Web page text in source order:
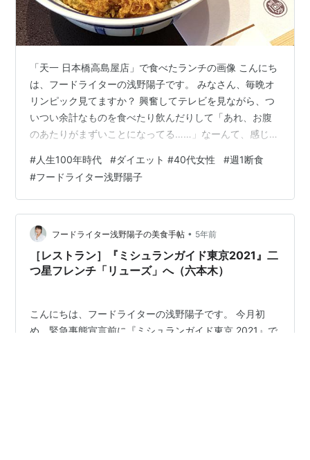
「天一 日本橋高島屋店」で食べたランチの画像 こんにち
は、フードライターの浅野陽子です。 みなさん、毎晩オ
リンピック見てますか？ 興奮してテレビを見ながら、つ
いつい余計なものを食べたり飲んだりして「あれ、お腹
のあたりがまずいことになってる……」なーんて、感じて
がつきもので、どうしても食べすぎてしまいます。 今回
は食べることが仕事のフードライターの私が、日々実践
している「食べすぎても太らないメソッド」をお伝えし
ます。 ゆるいカロリー計算や、なんとなくの栄養知識で
はやせない ダイエットや「やせる」というテーマは永遠
の人気コンテンツで、私も過去に何…
#人生100年時代 #ダイエット #40代女性 #週1断食
#フードライター浅野陽子
フードライター浅野陽子の美食手帖 • 5年前
［レストラン］『ミシュランガイド東京2021』二
つ星フレンチ「リューズ」へ（六本木）